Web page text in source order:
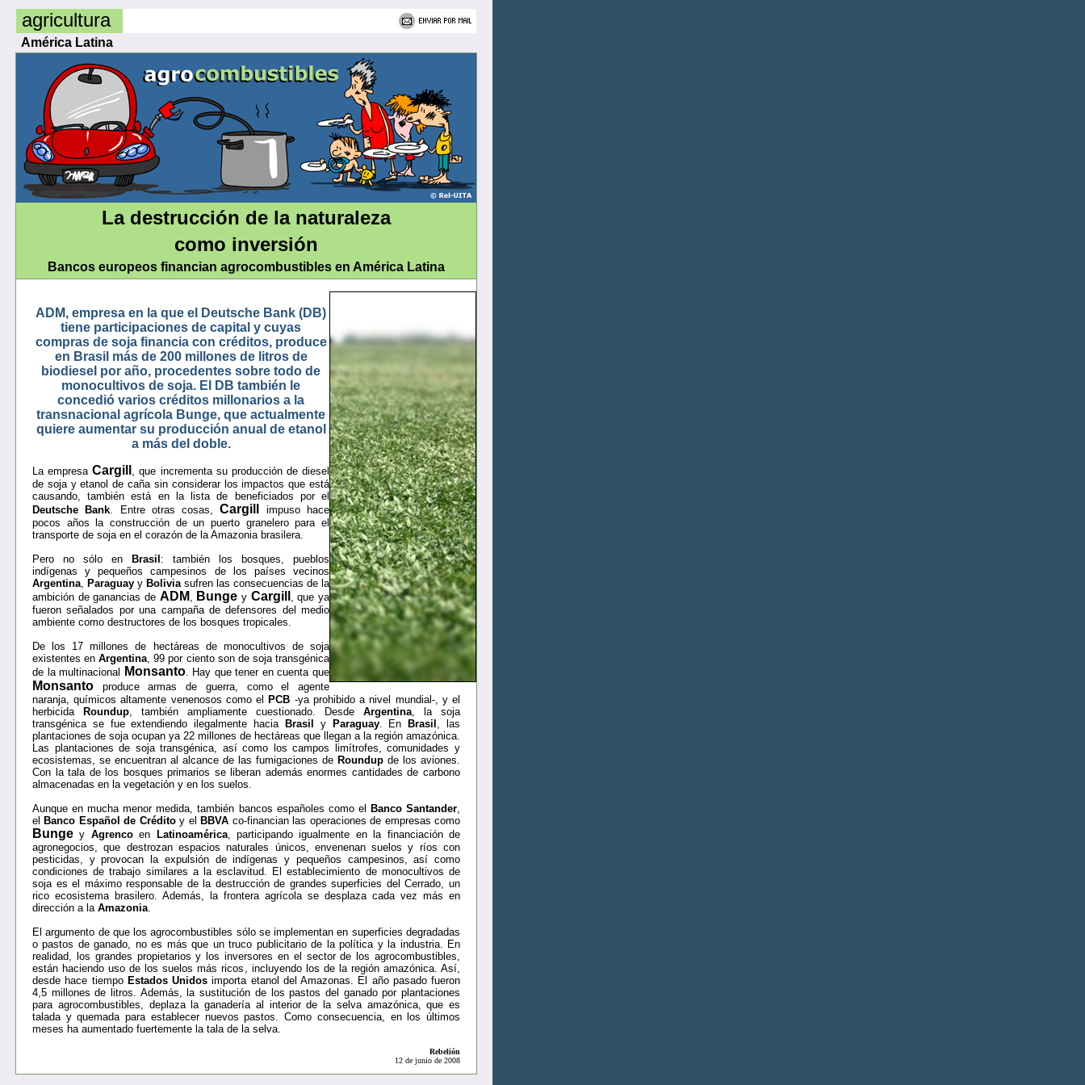
agricultura
América Latina
La destrucción de la naturaleza
como inversión
Bancos europeos financian agrocombustibles en América Latina
ADM, empresa en la que el Deutsche Bank (DB)
tiene participaciones de capital y cuyas
compras de soja financia con créditos, produce
en Brasil más de 200 millones de litros de
biodiesel por año, procedentes sobre todo de
monocultivos de soja. El DB también le
concedió varios créditos millonarios a la
transnacional agrícola Bunge, que actualmente
quiere aumentar su producción anual de etanol
a más del doble.
La empresaCargill , que incrementa su producción de diesel
de soja y etanol de caña sin considerar los impactos que está
causando, también está en la lista de beneficiados por el
Deutsche Bank. Entre otras cosas,Cargill
impuso hace
pocos años la construcción de un puerto granelero para el
transporte de soja en el corazón de la Amazonia brasilera.
Pero no sólo en
Brasil : también los bosques, pueblos
indígenas y pequeños campesinos de los países vecinos
Argentina, Paraguay y Boliviasufren las consecuencias de la
ambición de ganancias de ADM , Bunge y Cargill , que ya
fueron señalados por una campaña de defensores del medio
ambiente como destructores de los bosques tropicales.
De los 17 millones de hectáreas de monocultivos de soja
existentes enArgentina, 99 por ciento son de soja transgénica
de la multinacional
Monsanto. Hay que tener en cuenta que
Monsanto produce armas de guerra, como el agente
naranja, químicos altamente venenosos como el
PCB -ya prohibido a nivel mundial-, y el
herbicida
Roundup, también ampliamente cuestionado. Desde Argentina, la soja
transgénica se fue extendiendo ilegalmente hacia Brasil y Paraguay. En Brasil , las
plantaciones de soja ocupan ya 22 millones de hectáreas que llegan a la región amazónica.
Las plantaciones de soja transgénica, así como los campos limítrofes, comunidades y
ecosistemas, se encuentran al alcance de las fumigaciones de Roundup de los aviones.
Con la tala de los bosques primarios se liberan además enormes cantidades de carbono
almacenadas en la vegetación y en los suelos.
Aunque en mucha menor medida, también bancos españoles como el
Banco Santander,
el Banco Español de Créditoy el BBVA co-financian las operaciones de empresas como
Bunge y Agrencoen Latinoamérica, participando igualmente en la financiación de
agronegocios, que destrozan espacios naturales únicos, envenenan suelos y ríos con
pesticidas, y provocan la expulsión de indígenas y pequeños campesinos, así como
condiciones de trabajo similares a la esclavitud. El establecimiento de monocultivos de
soja es el máximo responsable de la destrucción de grandes superficies del Cerrado, un
rico ecosistema brasilero. Además, la frontera agrícola se desplaza cada vez más en
dirección a la Amazonia.
El argumento de que los agrocombustibles sólo se implementan en superficies degradadas
o pastos de ganado, no es más que un truco publicitario de la política y la industria. En
realidad, los grandes propietarios y los inversores en el sector de los agrocombustibles,
están haciendo uso de los suelos más ricos, incluyendo los de la región amazónica. Así,
desde hace tiempo Estados Unidos importa etanol del Amazonas. El año pasado fueron
4,5 millones de litros. Además, la sustitución de los pastos del ganado por plantaciones
para agrocombustibles, deplaza la ganadería al interior de la selva amazónica, que es
talada y quemada para establecer nuevos pastos. Como consecuencia, en los últimos
meses ha aumentado fuertemente la tala de la selva.
Rebelión
12 de junio de 2008